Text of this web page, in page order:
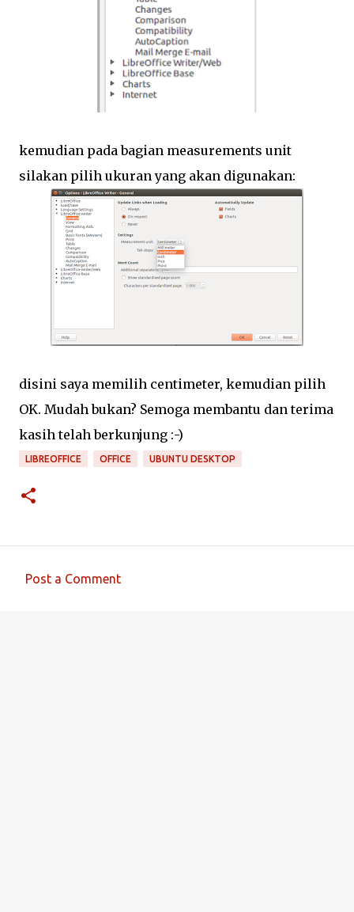
kemudian pada bagian measurements unit
silakan pilih ukuran yang akan digunakan:
disini saya memilih centimeter, kemudian pilih
OK. Mudah bukan? Semoga membantu dan terima
kasih telah berkunjung :-)
LIBREOFFICE OFFICE UBUNTU DESKTOP
Post a Comment